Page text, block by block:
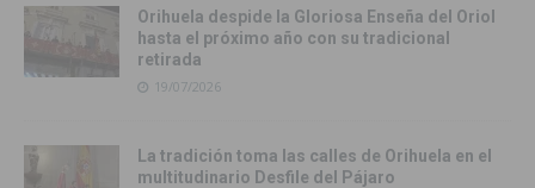
Orihuela despide la Gloriosa Enseña del Oriol
hasta el próximo año con su tradicional
retirada
19/07/2026
La tradición toma las calles de Orihuela en el
multitudinario Desfile del Pájaro